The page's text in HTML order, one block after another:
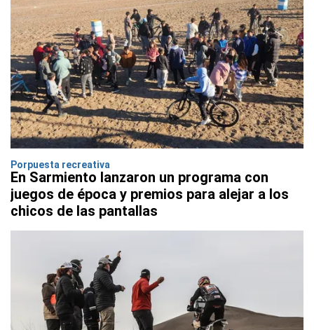
Porpuesta recreativa
En Sarmiento lanzaron un programa con
juegos de época y premios para alejar a los
chicos de las pantallas